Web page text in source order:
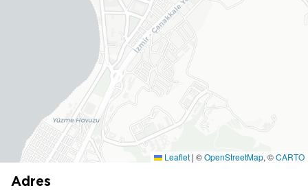
Adres
Leaflet | ©OpenStreetMap, ©CARTO